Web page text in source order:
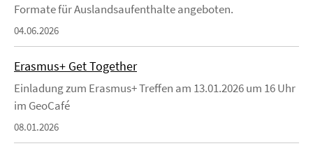
Formate für Auslandsaufenthalte angeboten.
04.06.2026
Erasmus+ Get Together
Einladung zum Erasmus+ Treffen am 13.01.2026 um 16 Uhr
im GeoCafé
08.01.2026